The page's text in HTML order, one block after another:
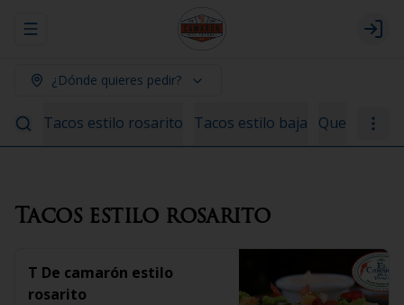
Abrir menu de navegación Login
¿Dónde quieres pedir?
Tacos estilo rosarito Tacos estilo baja Quesadillas
Tacos estilo rosarito
T De camarón estilo
rosarito